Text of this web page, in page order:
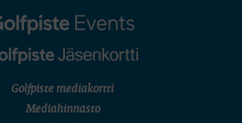
Golfpiste mediakortti
Mediahinnasto